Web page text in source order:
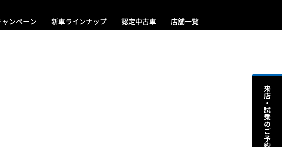
ャンペーン 新車ラインナップ 認定中古車 店舗一覧